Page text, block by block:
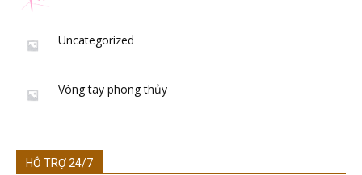
Uncategorized
Vòng tay phong thủy
HỖ TRỢ 24/7